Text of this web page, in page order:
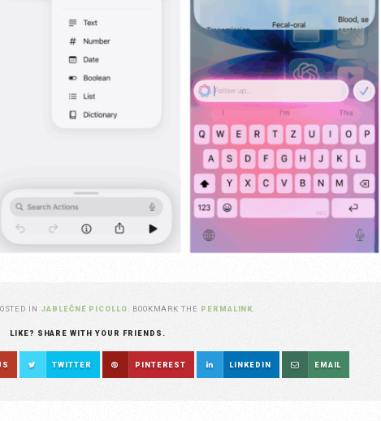
IN JABLEČNÉ PICOLLO. BOOKMARK THE PERMALINK.
LIKE? SHARE WITH YOUR FRIENDS.
TWITTER PINTEREST LINKEDIN EMAIL